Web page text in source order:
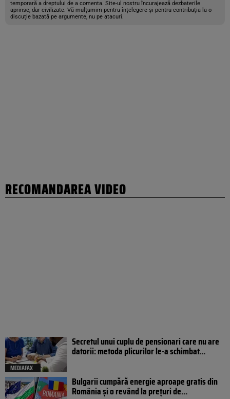
temporară a dreptului de a comenta. Site-ul nostru încurajează dezbaterile
aprinse, dar civilizate. Vă mulțumim pentru înțelegere și pentru contribuția la o
discuție bazată pe argumente, nu pe atacuri.
RECOMANDAREA VIDEO
MEDIAFAX
Secretul unui cuplu de pensionari care nu are
datorii: metoda plicurilor le-a schimbat...
Bulgarii cumpără energie aproape gratis din
România și o revând la prețuri de...